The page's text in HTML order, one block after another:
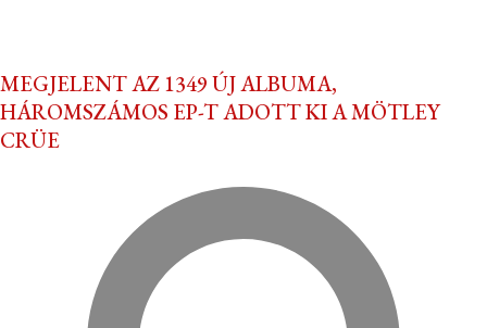
MEGJELENT AZ 1349 ÚJ ALBUMA,
HÁROMSZÁMOS EP-T ADOTT KI A MÖTLEY
CRÜE